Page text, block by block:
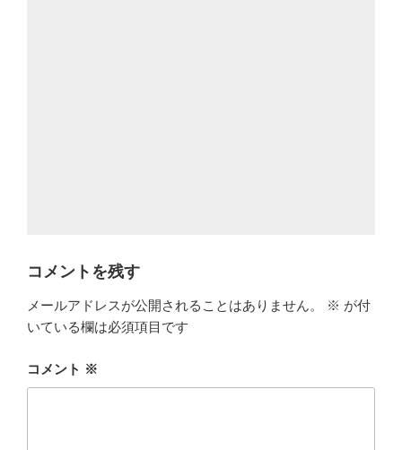
コメントを残す
メールアドレスが公開されることはありません。 ※ が付
いている欄は必須項目です
コメント ※